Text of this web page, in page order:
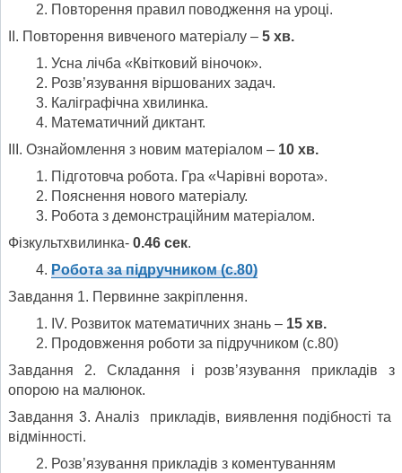
Повторення правил поводження на уроці.
ІІ. Повторення вивченого матеріалу – 5 хв.
Усна лічба «Квітковий віночок».
Розв’язування віршованих задач.
Каліграфічна хвилинка.
Математичний диктант.
ІІІ. Ознайомлення з новим матеріалом – 10 хв.
Підготовча робота. Гра «Чарівні ворота».
Пояснення нового матеріалу.
Робота з демонстраційним матеріалом.
Фізкультхвилинка- 0.46 сек.
Робота за підручником (с.80)
Завдання 1. Первинне закріплення.
IV. Розвиток математичних знань – 15 хв.
Продовження роботи за підручником (с.80)
Завдання 2. Складання і розв’язування прикладів з
опорою на малюнок.
Завдання 3. Аналіз прикладів, виявлення подібності та
відмінності.
Розв’язування прикладів з коментуванням